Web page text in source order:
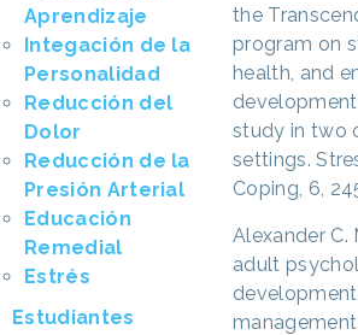
Aprendizaje
Integación de la
Personalidad
Reducción del
Dolor
Reducción de la
Presión Arterial
Educación
Remedial
Estrés
Estudiantes
the
program on
health, and
study in two
settings.
Coping, 6,
Alexander C.
adult